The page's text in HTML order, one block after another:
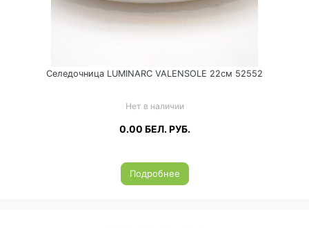
Селедочница LUMINARC VALENSOLE 22см 52552
Нет в наличии
0.00 БЕЛ. РУБ.
Подробнее